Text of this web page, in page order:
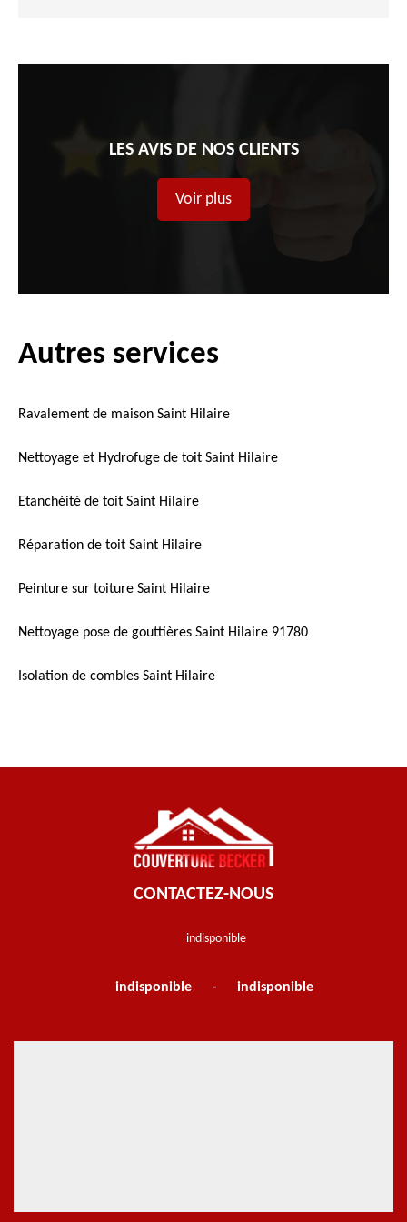
LES AVIS DE NOS CLIENTS
Voir plus
Autres services
Ravalement de maison Saint Hilaire
Nettoyage et Hydrofuge de toit Saint Hilaire
Etanchéité de toit Saint Hilaire
Réparation de toit Saint Hilaire
Peinture sur toiture Saint Hilaire
Nettoyage pose de gouttières Saint Hilaire 91780
Isolation de combles Saint Hilaire
CONTACTEZ-NOUS
indisponible
indisponible - indisponible